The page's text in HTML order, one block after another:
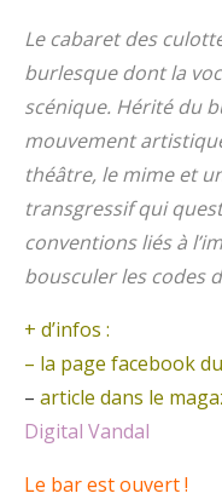
Le cabaret des
burlesque dont la
scénique. Hérité du
mouvement
théâtre, le mime et
transgressif qui
conventions liés à
bousculer les codes
+ d’infos :
– la page facebook du
– article dans le
Digital Vandal
Le bar est ouvert !